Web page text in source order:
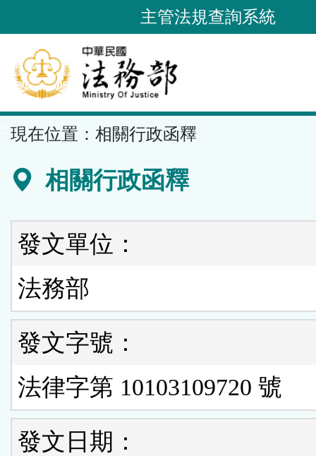
到
要
內
容
區
主管法規查詢系統
現在位置： 相關行政函釋
相關行政函釋
發文單位：
法務部
發文字號：
法律字第 10103109720 號
發文日期：